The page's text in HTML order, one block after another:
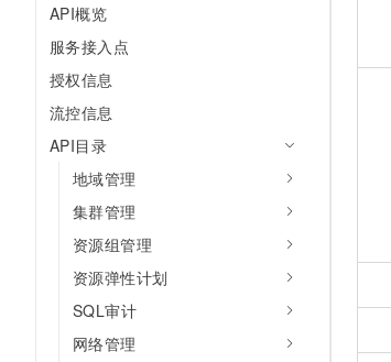
API概览
服务接入点
授权信息
流控信息
API目录
地域管理
集群管理
资源组管理
资源弹性计划
SQL审计
网络管理